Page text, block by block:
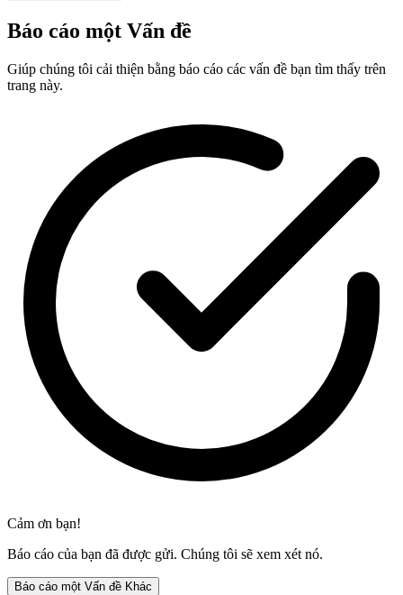
Báo cáo một Vấn đề
Giúp chúng tôi cải thiện bằng báo cáo các vấn đề bạn tìm thấy trên
trang này.
Cảm ơn bạn!
Báo cáo của bạn đã được gửi. Chúng tôi sẽ xem xét nó.
Báo cáo một Vấn đề Khác